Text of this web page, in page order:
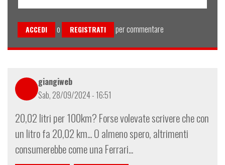
ACCEDI o REGISTRATI per commentare
giangiweb
Sab, 28/09/2024 - 16:51
20,02 litri per 100km? Forse volevate scrivere che con
un litro fa 20,02 km... O almeno spero, altrimenti
consumerebbe come una Ferrari...